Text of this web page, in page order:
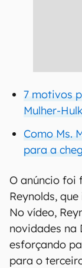
7 motivos
Mulher-
Como Ms.
para a
O anúncio foi
Reynolds,
No vídeo,
novidades na
esforçando
para o